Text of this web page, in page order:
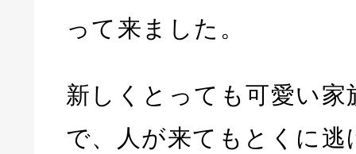
って来ました。
新しくとっても可愛い
で、人が来てもとくに